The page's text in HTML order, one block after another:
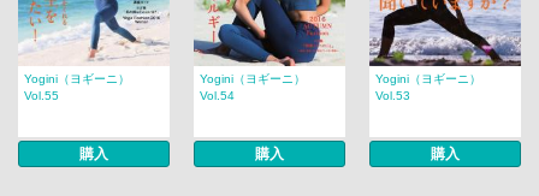
Yogini（ヨギーニ）
Vol.55
購入
Yogini（ヨギーニ）
Vol.54
購入
Yogini（ヨギーニ）
Vol.53
購入